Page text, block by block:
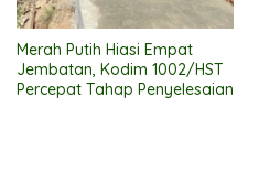
Merah Putih Hiasi Empat
Jembatan, Kodim 1002/HST
Percepat Tahap Penyelesaian